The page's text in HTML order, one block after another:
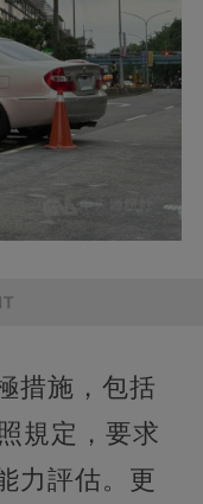
措施，包括
規定，要求
力評估。更